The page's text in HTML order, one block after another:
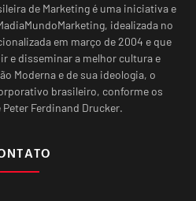
de Marketing é uma iniciativa e
idealizada no
em março de 2004 e que
e disseminar a melhor cultura e
Moderna e de sua ideologia, o
brasileiro, conforme os
Ferdinand Drucker.